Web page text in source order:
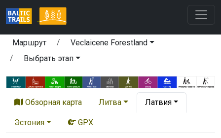
Маршрут
Veclaicene Forestland
Выбрать этап
Обзорная карта Литва Латвия
Эстония GPX